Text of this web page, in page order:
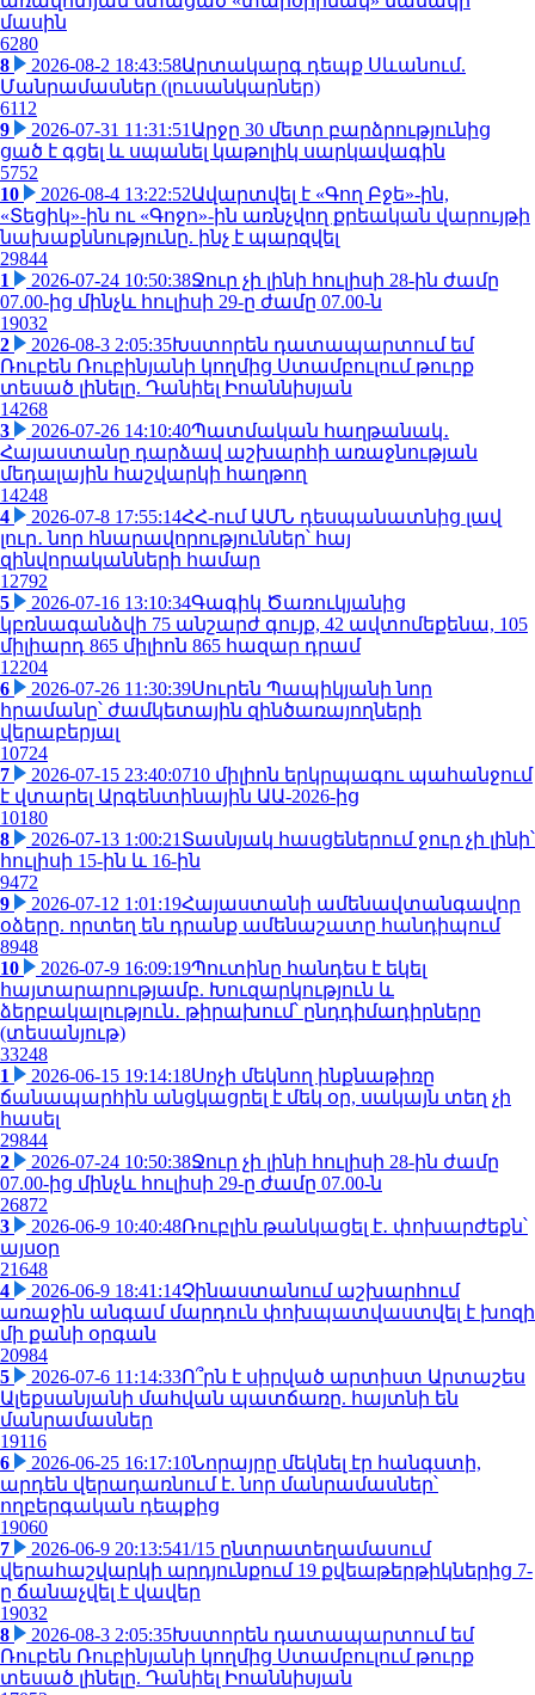
մասին
6280
8
2026-08-2 18:43:58Արտակարգ դեպք Սևանում.
Մանրամասներ (լուսանկարներ)
6112
9
2026-07-31 11:31:51 Արջը 30 մետր բարձրությունից
ցած է գցել և սպանել կաթոլիկ սարկավագին
5752
10
2026-08-4 13:22:52Ավարտվել է «Գող Բջե»-ին,
«Տեցիկ»-ին ու «Գոջո»-ին առնչվող քրեական վարույթի
նախաքննությունը. ինչ է պարզվել
29844
1
2026-07-24 10:50:38Ջուր չի լինի հուլիսի 28-ին ժամը
07.00-ից մինչև հուլիսի 29-ը ժամը 07.00-ն
19032
2
2026-08-3 2:05:35Խստորեն դատապարտում եմ
Ռուբեն Ռուբինյանի կողմից Ստամբուլում թուրք
տեսած լինելը. Դանիել Իոաննիսյան
14268
3
2026-07-26 14:10:40Պատմական հաղթանակ․
Հայաստանը դարձավ աշխարհի առաջնության
մեդալային հաշվարկի հաղթող
14248
4
2026-07-8 17:55:14ՀՀ-ում ԱՄՆ դեսպանատնից լավ
լուր․ նոր հնարավորություններ՝ հայ
զինվորականների համար
12792
5
2026-07-16 13:10:34Գագիկ Ծառուկյանից
կբռնագանձվի 75 անշարժ գույք, 42 ավտոմեքենա, 105
միլիարդ 865 միլիոն 865 հազար դրամ
12204
6
2026-07-26 11:30:39Սուրեն Պապիկյանի նոր
հրամանը՝ ժամկետային զինծառայողների
վերաբերյալ
10724
7
2026-07-15 23:40:0710 միլիոն երկրպագու պահանջում
է վտարել Արգենտինային ԱԱ-2026-ից
10180
8
2026-07-13 1:00:21 Տասնյակ հասցեներում ջուր չի լինի՝
հուլիսի 15-ին և 16-ին
9472
9
2026-07-12 1:01:19Հայաստանի ամենավտանգավոր
օձերը. որտեղ են դրանք ամենաշատը հանդիպում
8948
10
2026-07-9 16:09:19Պուտինը հանդես է եկել
հայտարարությամբ. Խուզարկություն և
ձերբակալություն․ թիրախում՝ ընդդիմադիրները
(տեսանյութ)
33248
1
2026-06-15 19:14:18Սոչի մեկնող ինքնաթիռը
ճանապարհին անցկացրել է մեկ օր, սակայն տեղ չի
հասել
29844
2
2026-07-24 10:50:38Ջուր չի լինի հուլիսի 28-ին ժամը
07.00-ից մինչև հուլիսի 29-ը ժամը 07.00-ն
26872
3
2026-06-9 10:40:48Ռուբլին թանկացել է․ փոխարժեքն՝
այսօր
21648
4
2026-06-9 18:41:14Չինաստանում աշխարհում
առաջին անգամ մարդուն փոխպատվաստվել է խոզի
մի քանի օրգան
20984
5
2026-07-6 11:14:33Ո՞րն է սիրված արտիստ Արտաշես
Ալեքսանյանի մահվան պատճառը. հայտնի են
մանրամասներ
19116
6
2026-06-25 16:17:10Նորայրը մեկնել էր հանգստի,
արդեն վերադառնում է. նոր մանրամասներ՝
ողբերգական դեպքից
19060
7
2026-06-9 20:13:541/15 ընտրատեղամասում
վերահաշվարկի արդյունքում 19 քվեաթերթիկներից 7-
ը ճանաչվել է վավեր
19032
8
2026-08-3 2:05:35Խստորեն դատապարտում եմ
Ռուբեն Ռուբինյանի կողմից Ստամբուլում թուրք
տեսած լինելը. Դանիել Իոաննիսյան